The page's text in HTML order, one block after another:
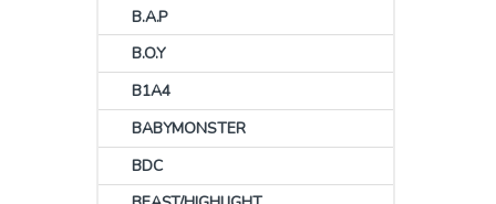
B.A.P
B.O.Y
B1A4
BABYMONSTER
BDC